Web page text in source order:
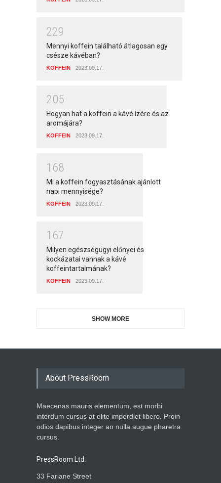
229
Mennyi koffein található átlagosan egy
csésze kávéban?
KOFFEIN 2023.09.17.
205
Hogyan hat a koffein a kávé ízére és az
aromájára?
KOFFEIN 2023.09.17.
1 68
Mi a koffein fogyasztásának ajánlott
napi mennyisége?
KOFFEIN 2023.09.17.
1 67
Milyen egészségügyi előnyei és
kockázatai vannak a kávé
koffeintartalmának?
KOFFEIN 2023.09.17.
SHOW MORE
About PressRoom
Maecenas mauris elementum, est morbi
interdum cursus at elite imperdiet libero. Proin
odios dapibus integer an nulla augue pharetra
cursus.
PressRoom Ltd.
33 Farlane Street